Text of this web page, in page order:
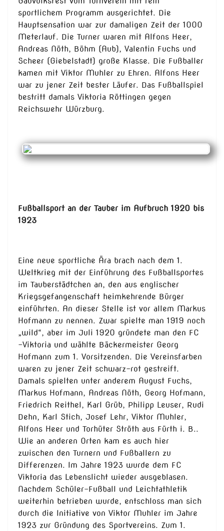
sportlichem Programm ausgerichtet. Die
Hauptsensation war zur damaligen Zeit der 1000
Meterlauf. Die Turner waren mit Alfons Heer,
Andreas Nöth, Böhm (Aub), Valentin Fuchs und
Scheer (Giebelstadt) große Klasse. Die Fußballer
kamen mit Viktor Muhler zu Ehren. Alfons Heer
war zu jener Zeit bester Läufer. Das Fußballspiel
bestritt damals Viktoria Röttingen gegen
Reichswehr Würzburg.
Fußballsport an der Tauber im Aufbruch 1920 bis
1923
Eine neue sportliche Ära brach nach dem 1.
Weltkrieg mit der Einführung des Fußballsportes
im Tauberstädtchen an, den aus englischer
Kriegsgefangenschaft heimkehrende Bürger
einführten. An dieser Stelle ist vor allem Markus
Hofmann zu nennen. Zwar spielte man 1919 noch
„wild“, aber im Juli 1920 gründete man den FC
–Viktoria und wählte Bäckermeister Georg
Hofmann zum 1. Vorsitzenden. Die Vereinsfarben
waren zu jener Zeit schwarz-rot gestreift.
Damals spielten unter anderem August Fuchs,
Markus Hofmann, Andreas Nöth, Georg Hofmann,
Friedrich Reithel, Karl Grüb, Philipp Leuser, Rudi
Dehn, Karl Stich, Josef Lehr, Viktor Muhler,
Alfons Heer und Torhüter Ströth aus Fürth i. B..
Wie an anderen Orten kam es auch hier
zwischen den Turnern und Fußballern zu
Differenzen. Im Jahre 1923 wurde dem FC
Viktoria das Lebenslicht wieder ausgeblasen.
Nachdem Schüler-Fußball und Leichtathletik
weiterhin betrieben wurde, entschloss man sich
durch die Initiative von Viktor Muhler im Jahre
1923 zur Gründung des Sportvereins. Zum 1.